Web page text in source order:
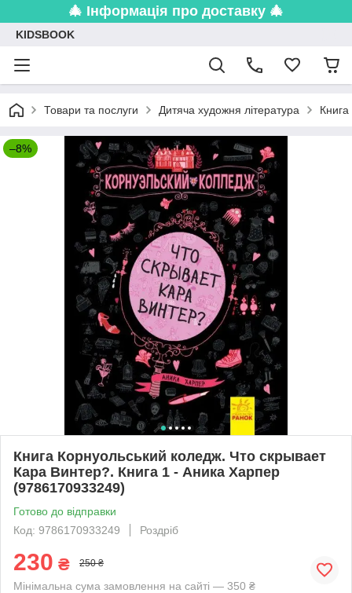
🎄 Інформація про доставку 🎄
KIDSBOOK
Товари та послуги Дитяча художня література
–8%
Книга Корнуольський коледж. Что скрывает
Кара Винтер?. Книга 1 - Аника Харпер
(9786170933249)
Готово до відправки
Код: 9786170933249
Роздріб
230 ₴ 250 ₴
Мінімальна сума замовлення на сайті — 350 ₴